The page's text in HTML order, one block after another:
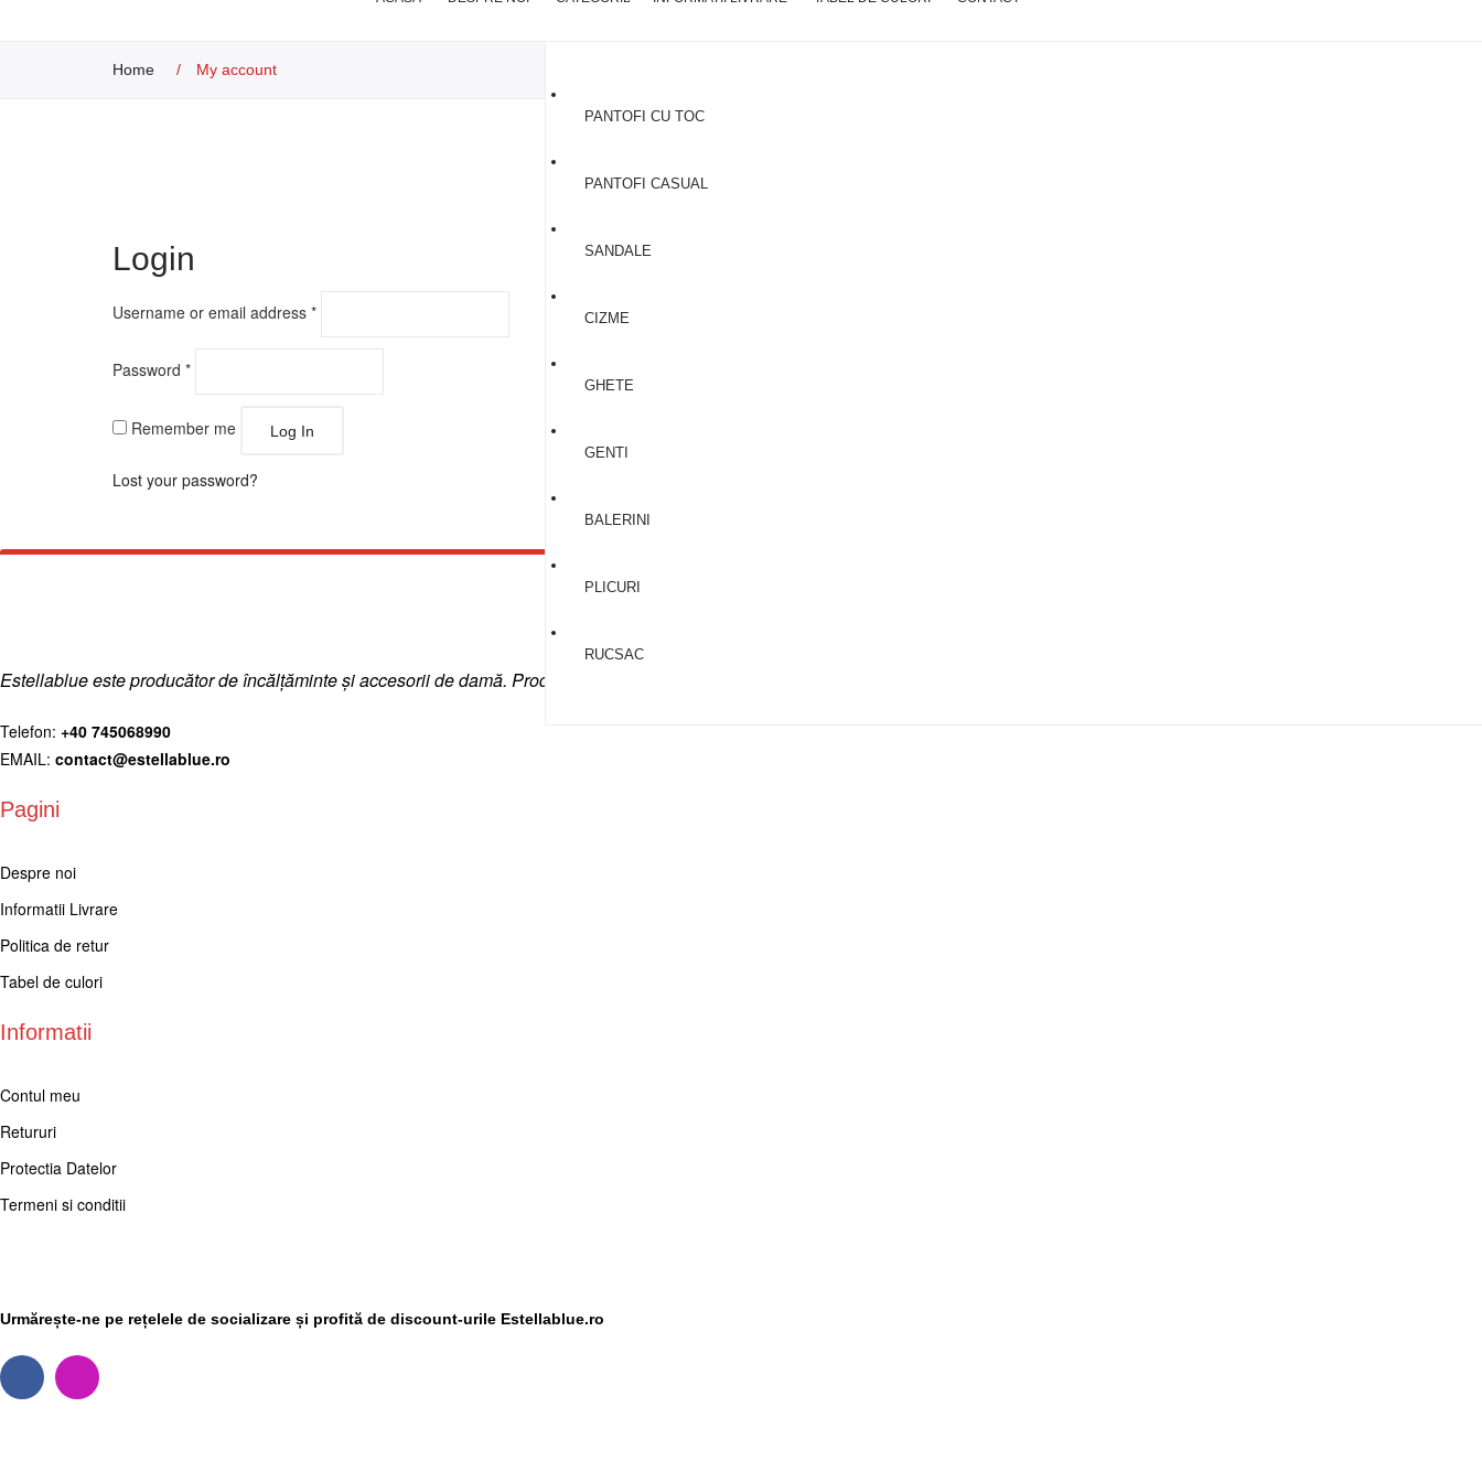
PANTOFI CU TOC
PANTOFI CASUAL
SANDALE
CIZME
GHETE
GENTI
BALERINI
PLICURI
RUCSAC
Home / My account
MY ACCOUNT
Login
Username or email address *
Password *
Remember me Log In
Lost your password?
Estellablue este producător de încălțăminte și accesorii de damă. Produsele se execută pe comandă.
Telefon: +40 745068990
EMAIL: contact@estellablue.ro
Pagini
Despre noi
Informatii Livrare
Politica de retur
Tabel de culori
Informatii
Contul meu
Retururi
Protectia Datelor
Termeni si conditii
Urmărește-ne pe rețelele de socializare și profită de discount-urile Estellablue.ro